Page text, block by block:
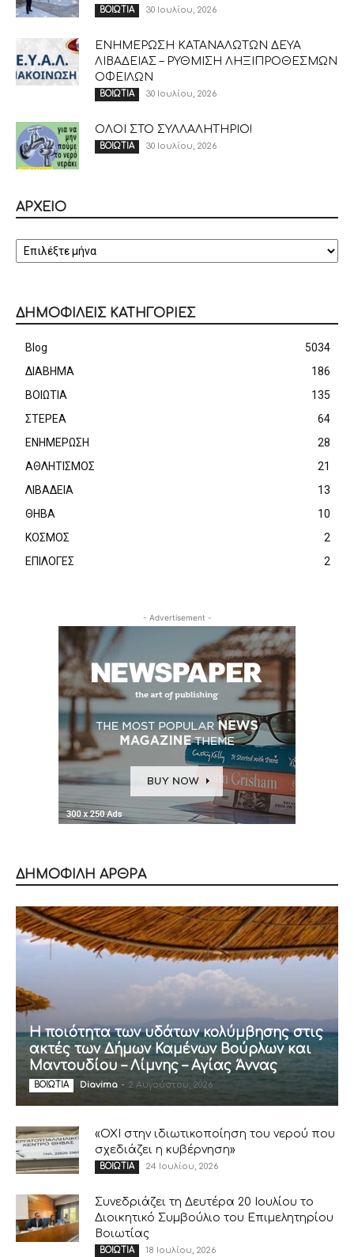
ΒΟΙΩΤΙΑ 30 Ιουλίου, 2026
ΕΝΗΜΕΡΩΣΗ ΚΑΤΑΝΑΛΩΤΩΝ ΔΕΥΑ
ΛΙΒΑΔΕΙΑΣ – ΡΥΘΜΙΣΗ ΛΗΞΙΠΡΟΘΕΣΜΩΝ
ΟΦΕΙΛΩΝ
ΒΟΙΩΤΙΑ 30 Ιουλίου, 2026
ΟΛΟΙ ΣΤΟ ΣΥΛΛΑΛΗΤΗΡΙΟ!
ΒΟΙΩΤΙΑ 30 Ιουλίου, 2026
ΑΡΧΕΙΟ
ΔΗΜΟΦΙΛΕΙΣ ΚΑΤΗΓΟΡΙΕΣ
Blog
5034
ΔΙΑΒΗΜΑ
186
ΒΟΙΩΤΙΑ
135
ΣΤΕΡΕΑ
64
ΕΝΗΜΕΡΩΣΗ
28
ΑΘΛΗΤΙΣΜΟΣ
21
ΛΙΒΑΔΕΙΑ
13
ΘΗΒΑ
10
ΚΟΣΜΟΣ
2
ΕΠΙΛΟΓΕΣ
2
- Advertisement -
ΔΗΜΟΦΙΛΗ ΑΡΘΡΑ
Η ποιότητα των υδάτων κολύμβησης στις
ακτές των Δήμων Καμένων Βούρλων και
Μαντουδίου – Λίμνης – Αγίας Άννας
ΒΟΙΩΤΙΑ Diavima - 2 Αυγούστου, 2026
«ΟΧΙ στην ιδιωτικοποίηση του νερού που
σχεδιάζει η κυβέρνηση»
ΒΟΙΩΤΙΑ 24 Ιουλίου, 2026
Συνεδριάζει τη Δευτέρα 20 Ιουλίου το
Διοικητικό Συμβούλιο του Επιμελητηρίου
Βοιωτίας
ΒΟΙΩΤΙΑ 18 Ιουλίου, 2026